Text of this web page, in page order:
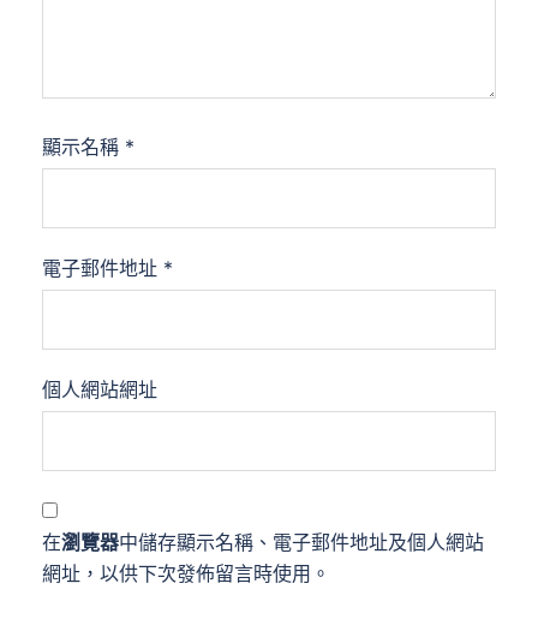
顯示名稱 *
電子郵件地址 *
個人網站網址
在瀏覽器中儲存顯示名稱、電子郵件地址及個人網站
網址，以供下次發佈留言時使用。